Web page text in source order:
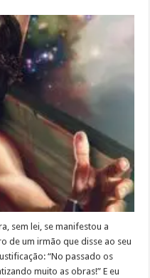
sem lei, se manifestou a
de um irmão que disse ao seu
“No passado os
muito as obras!” E eu